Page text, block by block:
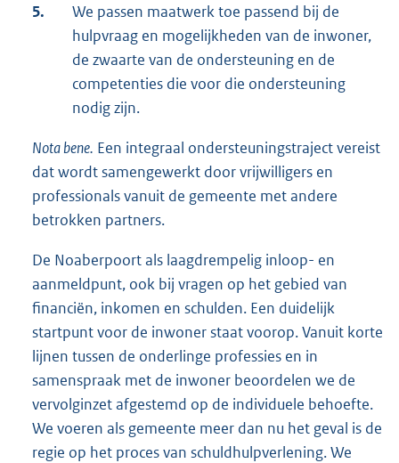
5.
We passen maatwerk toe passend bij de
hulpvraag en mogelijkheden van de inwoner,
de zwaarte van de ondersteuning en de
competenties die voor die ondersteuning
nodig zijn.
Nota bene. Een integraal ondersteuningstraject vereist
dat wordt samengewerkt door vrijwilligers en
professionals vanuit de gemeente met andere
betrokken partners.
De Noaberpoort als laagdrempelig inloop- en
aanmeldpunt, ook bij vragen op het gebied van
financiën, inkomen en schulden. Een duidelijk
startpunt voor de inwoner staat voorop. Vanuit korte
lijnen tussen de onderlinge professies en in
samenspraak met de inwoner beoordelen we de
vervolginzet afgestemd op de individuele behoefte.
We voeren als gemeente meer dan nu het geval is de
regie op het proces van schuldhulpverlening. We